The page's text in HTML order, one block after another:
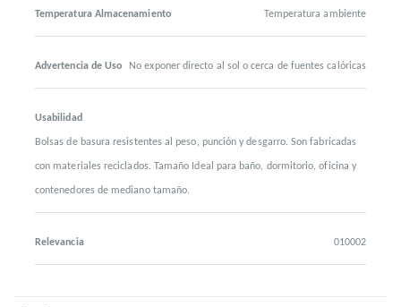
Temperatura Almacenamiento Temperatura ambiente
Advertencia de Uso No exponer directo al sol o cerca de fuentes calóricas
Usabilidad
Bolsas de basura resistentes al peso, punción y desgarro. Son fabricadas
con materiales reciclados. Tamaño Ideal para baño, dormitorio, oficina y
contenedores de mediano tamaño.
Relevancia 010002